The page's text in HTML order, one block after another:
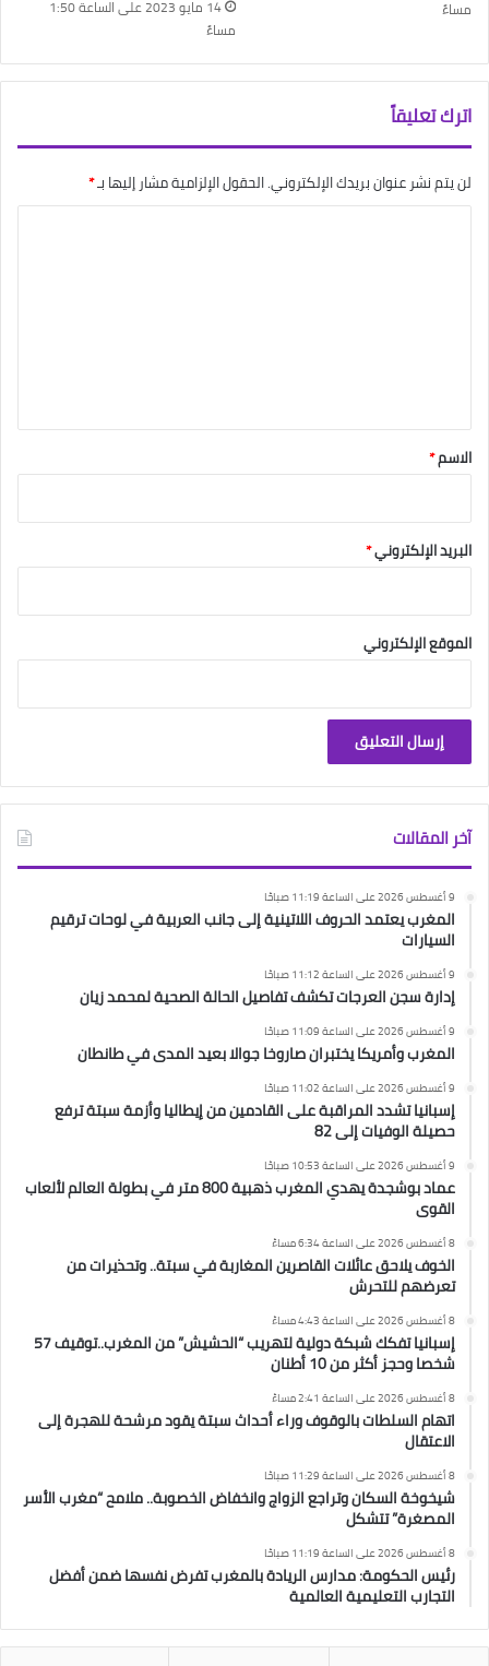
مساءً
14 مايو 2023 على الساعة 1:50
مساءً
اترك تعليقاً
لن يتم نشر عنوان بريدك الإلكتروني.الحقول الإلزامية مشار إليها بـ*
*
الاسم*
البريد الإلكتروني*
الموقع الإلكتروني
آخر المقالات
9 أغسطس 2026 على الساعة 11:19 صباحًا
المغرب يعتمد الحروف اللاتينية إلى جانب العربية في لوحات ترقيم
السيارات
9 أغسطس 2026 على الساعة 11:12 صباحًا
إدارة سجن العرجات تكشف تفاصيل الحالة الصحية لمحمد زيان
9 أغسطس 2026 على الساعة 11:09 صباحًا
المغرب وأمريكا يختبران صاروخا جوالا بعيد المدى في طانطان
9 أغسطس 2026 على الساعة 11:02 صباحًا
إسبانيا تشدد المراقبة على القادمين من إيطاليا وأزمة سبتة ترفع
حصيلة الوفيات إلى 82
9 أغسطس 2026 على الساعة 10:53 صباحًا
عماد بوشجدة يهدي المغرب ذهبية 800 متر في بطولة العالم لألعاب
القوى
8 أغسطس 2026 على الساعة 6:34 مساءً
الخوف يلاحق عائلات القاصرين المغاربة في سبتة.. وتحذيرات من
تعرضهم للتحرش
8 أغسطس 2026 على الساعة 4:43 مساءً
إسبانيا تفكك شبكة دولية لتهريب “الحشيش” من المغرب..توقيف 57
شخصا وحجز أكثر من 10 أطنان
8 أغسطس 2026 على الساعة 2:41 مساءً
اتهام السلطات بالوقوف وراء أحداث سبتة يقود مرشحة للهجرة إلى
الاعتقال
8 أغسطس 2026 على الساعة 11:29 صباحًا
شيخوخة السكان وتراجع الزواج وانخفاض الخصوبة.. ملامح “مغرب الأسر
المصغرة” تتشكل
8 أغسطس 2026 على الساعة 11:19 صباحًا
رئيس الحكومة: مدارس الريادة بالمغرب تفرض نفسها ضمن أفضل
التجارب التعليمية العالمية